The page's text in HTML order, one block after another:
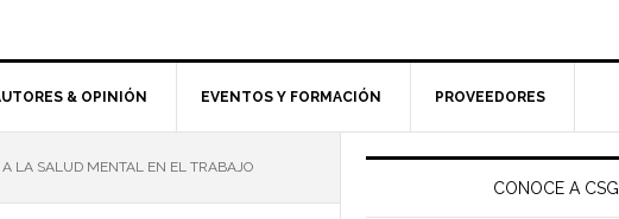
& OPINIÓN EVENTOS Y FORMACIÓN PROVEEDORES
LA SALUD MENTAL EN EL TRABAJO
Barra
CONOCE A CSG